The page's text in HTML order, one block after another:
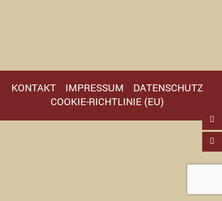
KONTAKT IMPRESSUM
DATENSCHUTZ
COOKIE-RICHTLINIE (EU)